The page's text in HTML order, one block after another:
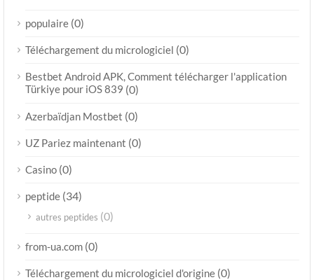
populaire (0)
Téléchargement du micrologiciel (0)
Bestbet Android APK, Comment télécharger l'application
Türkiye pour iOS 839 (0)
Azerbaïdjan Mostbet (0)
UZ Pariez maintenant (0)
Casino (0)
peptide (34)
autres peptides (0)
from-ua.com (0)
Téléchargement du micrologiciel d'origine (0)